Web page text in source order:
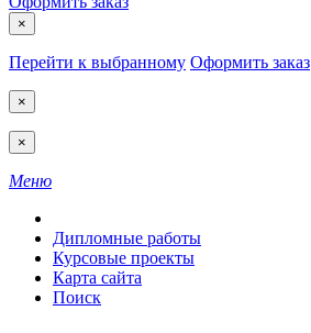
×
Перейти к выбранному Оформить заказ
×
×
Меню
Дипломные работы
Курсовые проекты
Карта сайта
Поиск